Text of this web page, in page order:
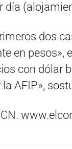
día
dos
en pesos»,
con dólar
AFIP»,